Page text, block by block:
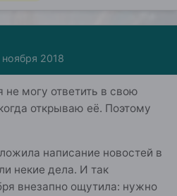
2018
могу ответить в свою
открываю её. Поэтому
написание новостей в
некие дела. И так
внезапно ощутила: нужно